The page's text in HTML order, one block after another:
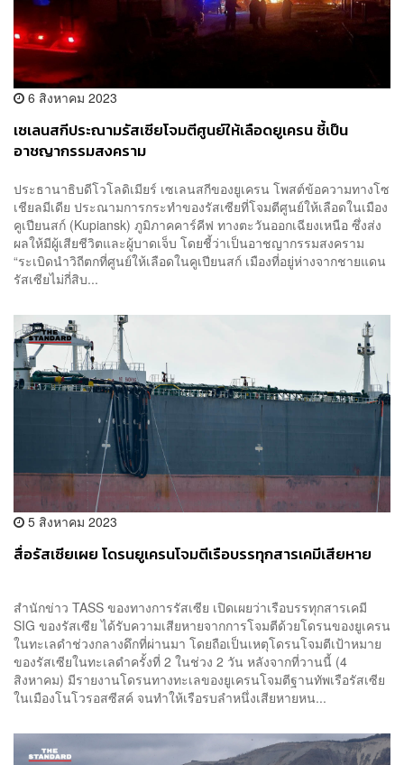
6 สิงหาคม 2023
เซเลนสกีประณามรัสเซียโจมตีศูนย์ให้เลือดยูเครน ชี้เป็น
อาชญากรรมสงคราม
ประธานาธิบดีโวโลดิเมียร์ เซเลนสกีของยูเครน โพสต์ข้อความทางโซ
เชียลมีเดีย ประณามการกระทำของรัสเซียที่โจมตีศูนย์ให้เลือดในเมือง
คูเปียนสก์ (Kupiansk) ภูมิภาคคาร์คีฟ ทางตะวันออกเฉียงเหนือ ซึ่งส่ง
ผลให้มีผู้เสียชีวิตและผู้บาดเจ็บ โดยชี้ว่าเป็นอาชญากรรมสงคราม
“ระเบิดนำวิถีตกที่ศูนย์ให้เลือดในคูเปียนสก์ เมืองที่อยู่ห่างจากชายแดน
รัสเซียไม่กี่สิบ...
5 สิงหาคม 2023
สื่อรัสเซียเผย โดรนยูเครนโจมตีเรือบรรทุกสารเคมีเสียหาย
สำนักข่าว TASS ของทางการรัสเซีย เปิดเผยว่าเรือบรรทุกสารเคมี
SIG ของรัสเซีย ได้รับความเสียหายจากการโจมตีด้วยโดรนของยูเครน
ในทะเลดำช่วงกลางดึกที่ผ่านมา โดยถือเป็นเหตุโดรนโจมตีเป้าหมาย
ของรัสเซียในทะเลดำครั้งที่ 2 ในช่วง 2 วัน หลังจากที่วานนี้ (4
สิงหาคม) มีรายงานโดรนทางทะเลของยูเครนโจมตีฐานทัพเรือรัสเซีย
ในเมืองโนโวรอสซีสค์ จนทำให้เรือรบลำหนึ่งเสียหายหน...